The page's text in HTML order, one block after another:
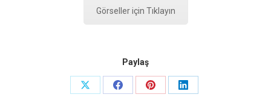
Görseller için Tıklayın
Paylaş
Share
Share
Share
Share